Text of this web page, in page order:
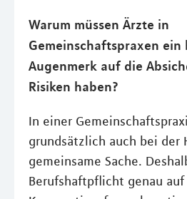
Warum müssen Ärzte in
Gemeinschaftspraxen ein
Augenmerk auf die
Risiken haben?
In einer
grundsätzlich auch bei der
gemeinsame Sache.
Berufshaftpflicht genau